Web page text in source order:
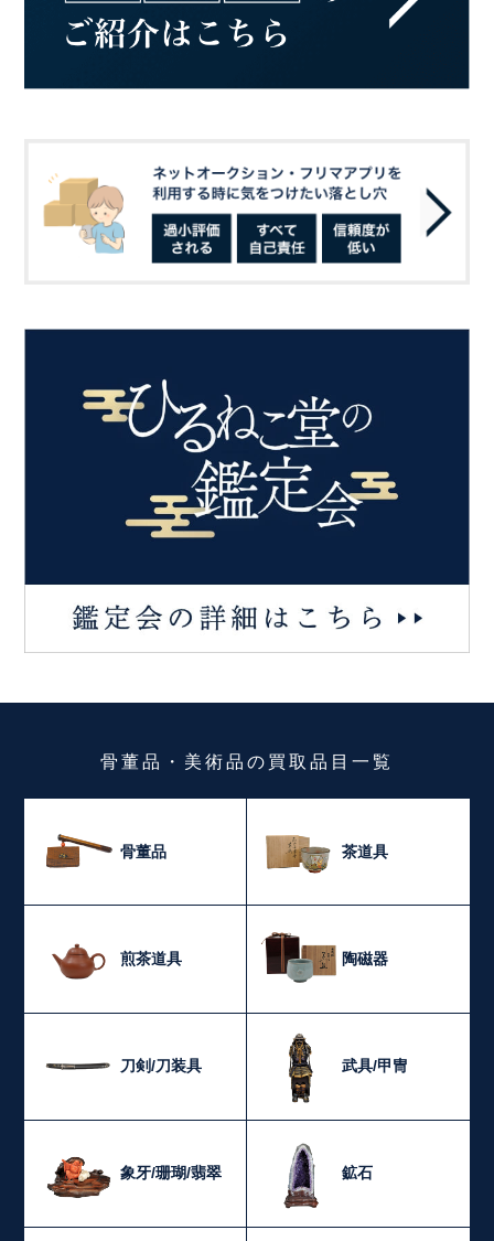
骨董品・美術品の買取品目一覧
骨董品 茶道具
煎茶道具 陶磁器
刀剣/刀装具 武具/甲冑
象牙/珊瑚/翡翠 鉱石